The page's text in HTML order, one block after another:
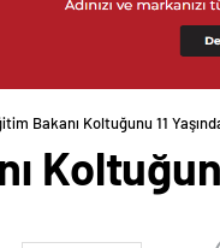
Bakanı Koltuğunu 11